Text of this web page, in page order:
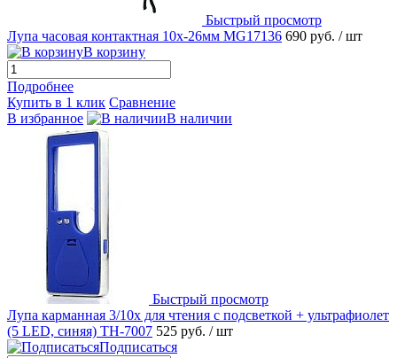
Быстрый просмотр
Лупа часовая контактная 10х-26мм MG17136 690 руб. / шт
В корзину
Подробнее
Купить в 1 клик Сравнение
В избранное
В наличии
Быстрый просмотр
Лупа карманная 3/10x для чтения с подсветкой + ультрафиолет
(5 LED, синяя) TH-7007 525 руб. / шт
Подписаться